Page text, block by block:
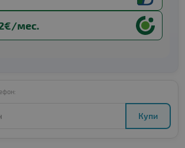
мес.
Купи